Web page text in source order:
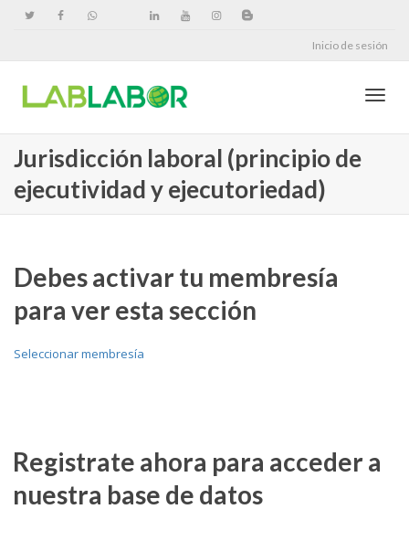
Inicio de sesión
Jurisdicción laboral (principio de
ejecutividad y ejecutoriedad)
Debes activar tu membresía
para ver esta sección
Seleccionar membresía
Registrate ahora para acceder a
nuestra base de datos